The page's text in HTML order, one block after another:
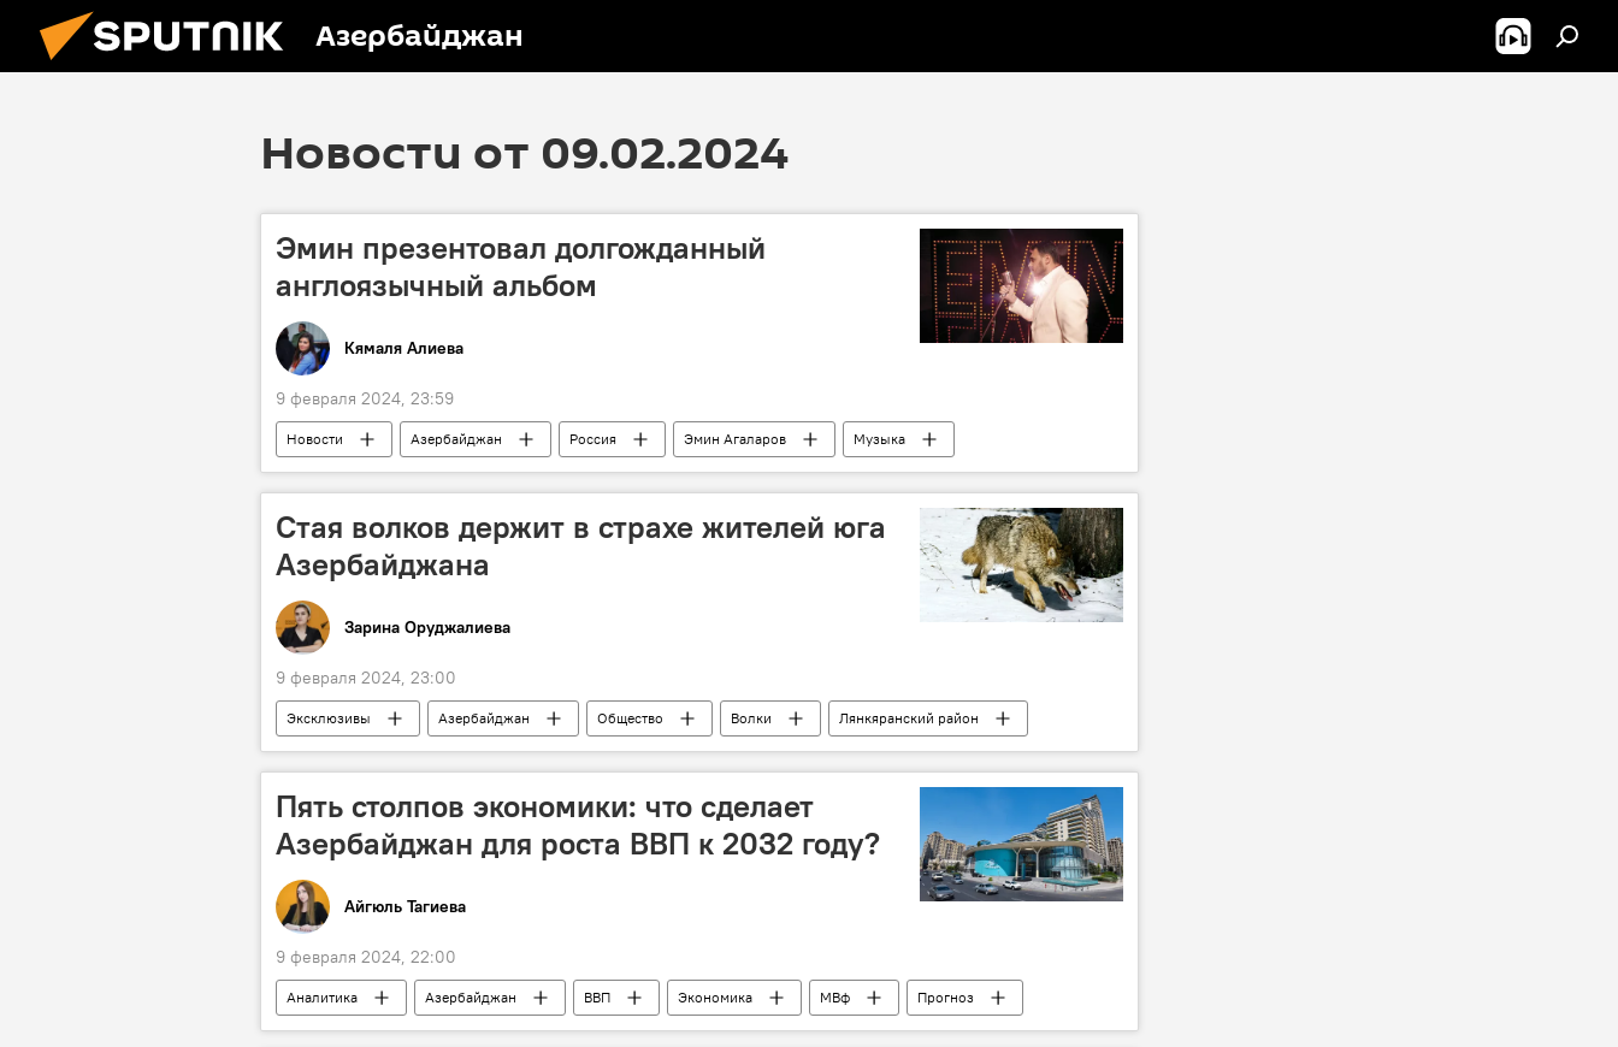
Азербайджан
Новости от 09.02.2024
Эмин презентовал долгожданный
англоязычный альбом
Кямаля Алиева
9 февраля 2024, 23:59
Новости Азербайджан Россия Эмин Агаларов
Музыка
Культура
Канада Альбом
Стая волков держит в страхе жителей юга
Азербайджана
Зарина Оруджалиева
9 февраля 2024, 23:00
Эксклюзивы Азербайджан Общество Волки
Лянкяранский район
Сельское хозяйство
Министерство экологии и природных ресурсов Азербайджана
Пять столпов экономики: что сделает
Азербайджан для роста ВВП к 2032 году?
Айгюль Тагиева
9 февраля 2024, 22:00
Аналитика Азербайджан ВВП Экономика МВф
Прогноз
Стратегия
Социально-экономическое развитие Ильхам Алиев
Карабах